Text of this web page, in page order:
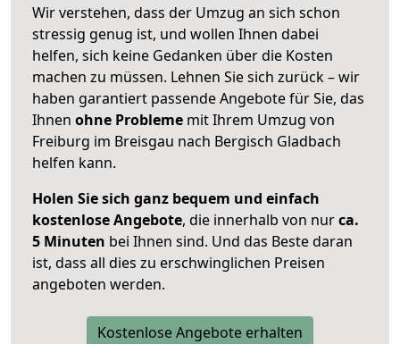
Wir verstehen, dass der Umzug an sich schon
stressig genug ist, und wollen Ihnen dabei
helfen, sich keine Gedanken über die Kosten
machen zu müssen. Lehnen Sie sich zurück – wir
haben garantiert passende Angebote für Sie, das
Ihnen ohne Probleme mit Ihrem Umzug von
Freiburg im Breisgau nach Bergisch Gladbach
helfen kann.
Holen Sie sich ganz bequem und einfach
kostenlose Angebote, die innerhalb von nurca.
5 Minuten bei Ihnen sind. Und das Beste daran
ist, dass all dies zu erschwinglichen Preisen
angeboten werden.
Kostenlose Angebote erhalten